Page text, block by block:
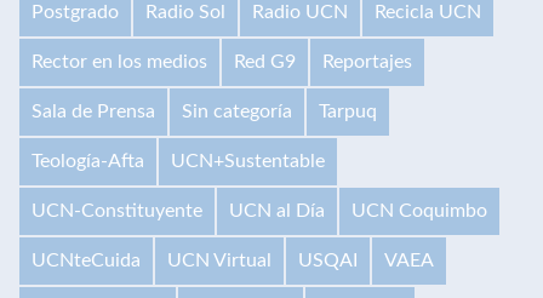
Postgrado Radio Sol Radio UCN Recicla UCN
Rector en los medios Red G9 Reportajes
Sala de Prensa Sin categoría Tarpuq
Teología-Afta UCN+Sustentable
UCN-Constituyente UCN al Día UCN Coquimbo
UCNteCuida UCN Virtual USQAI VAEA